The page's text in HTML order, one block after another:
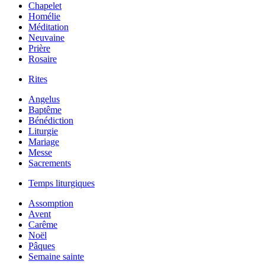
Chapelet
Homélie
Méditation
Neuvaine
Prière
Rosaire
Rites
Angelus
Baptême
Bénédiction
Liturgie
Mariage
Messe
Sacrements
Temps liturgiques
Assomption
Avent
Carême
Noël
Pâques
Semaine sainte